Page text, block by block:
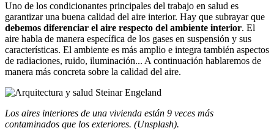
Uno de los condicionantes principales del trabajo en salud es
garantizar una buena calidad del aire interior. Hay que subrayar que
debemos diferenciar el aire respecto del ambiente interior. El
aire habla de manera específica de los gases en suspensión y sus
características. El ambiente es más amplio e integra también aspectos
de radiaciones, ruido, iluminación... A continuación hablaremos de
manera más concreta sobre la calidad del aire.
Los aires interiores de una vivienda están 9 veces más
contaminados que los exteriores. (Unsplash).